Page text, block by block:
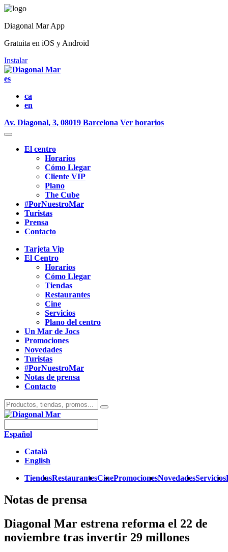
Diagonal Mar App
Gratuita en iOS y Android
Instalar
es
ca
en
Av. Diagonal, 3, 08019 Barcelona Ver horarios
El centro
Horarios
Cómo Llegar
Cliente VIP
Plano
The Cube
#PorNuestroMar
Turistas
Prensa
Contacto
Tarjeta Vip
El Centro
Horarios
Cómo Llegar
Tiendas
Restaurantes
Cine
Servicios
Plano del centro
Un Mar de Jocs
Promociones
Novedades
Turistas
#PorNuestroMar
Notas de prensa
Contacto
Español
Català
English
TiendasRestaurantesCinePromocionesNovedadesServicios
Notas de prensa
Diagonal Mar estrena reforma el 22 de
noviembre tras invertir 29 millones